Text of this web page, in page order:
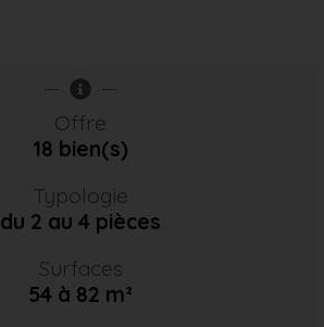
Offre
18 bien(s)
Typologie
du 2 au 4 pièces
Surfaces
54 à 82 m²